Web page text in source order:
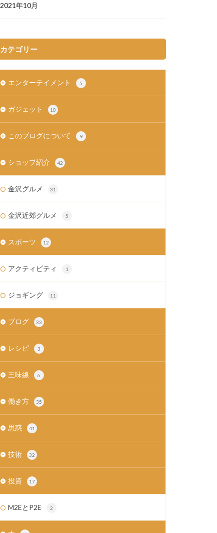
2021年10月
カテゴリー
エンターテイメント 5
ガジェット 10
このブログについて 9
ショップ紹介 42
金沢グルメ 31
金沢近郊グルメ 5
スポーツ 12
アクティビティ 1
ジョギング 11
ブログ 33
レシピ 3
三味線 6
働き方 35
思惑 41
技術 32
投資 17
M2EとP2E 2